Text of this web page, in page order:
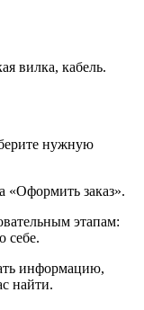
вилка, кабель.
нужную
«Оформить заказ».
этапам:
себе.
информацию,
найти.